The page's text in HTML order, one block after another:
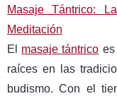
Masaje Tántrico:
Meditación
El masaje tántrico
raíces en las
budismo. Con el